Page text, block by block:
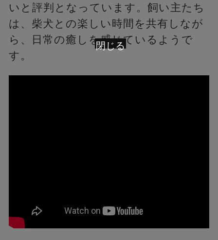
いと評判となっています。飼い主たち
は、柴犬との楽しい時間を共有しなが
ら、日常の癒しを感じているようで
す。
閉じる